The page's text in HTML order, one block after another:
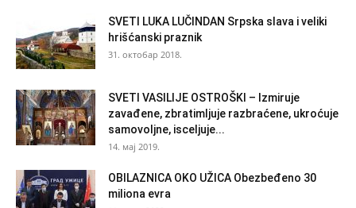
SVETI LUKA LUČINDAN Srpska slava i veliki
hrišćanski praznik
31. октобар 2018.
SVETI VASILIJE OSTROŠKI – Izmiruje
zavađene, zbratimljuje razbraćene, ukroćuje
samovoljne, isceljuje...
14. мај 2019.
OBILAZNICA OKO UŽICA Obezbeđeno 30
miliona evra